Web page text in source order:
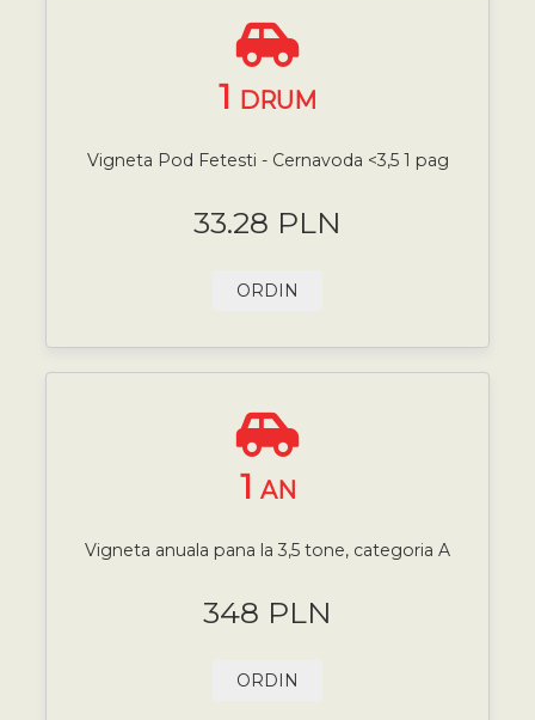
1 DRUM
Vigneta Pod Fetesti - Cernavoda <3,5 1 pag
33.28 PLN
ORDIN
1 AN
Vigneta anuala pana la 3,5 tone, categoria A
348 PLN
ORDIN